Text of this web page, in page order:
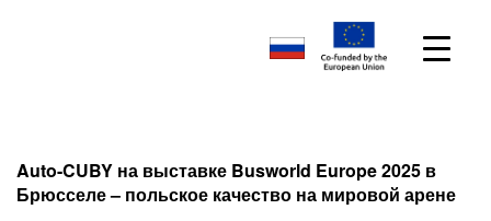
Auto-CUBY на выставке Busworld Europe 2025 в
Брюсселе – польское качество на мировой арене